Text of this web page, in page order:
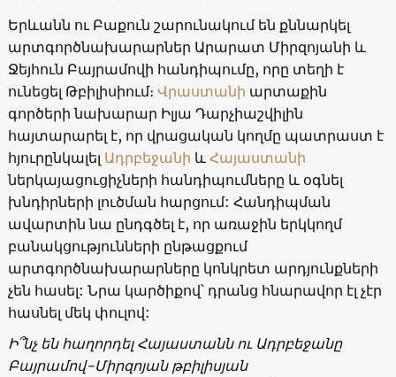
Երևանն ու Բաքուն շարունակում են քննարկել
արտգործնախարարներ Արարատ Միրզոյանի և
Ջեյհուն Բայրամովի հանդիպումը, որը տեղի է
ունեցել Թբիլիսիում։ Վրաստանի արտաքին
գործերի նախարար Իլյա Դարչիաշվիլին
հայտարարել է, որ վրացական կողմը պատրաստ է
հյուրընկալել Ադրբեջանի և Հայաստանի
ներկայացուցիչների հանդիպումները և օգնել
խնդիրների լուծման հարցում: Հանդիպման
ավարտին նա ընդգծել է, որ առաջին երկկողմ
բանակցությունների ընթացքում
արտգործնախարարները կոնկրետ արդյունքների
չեն հասել: Նրա կարծիքով՝ դրանց հնարավոր էլ չէր
հասնել մեկ փուլով:
Ի՞նչ են հաղորդել Հայաստանն ու Ադրբեջանը
Բայրամով-Միրզոյան թբիլիսյան